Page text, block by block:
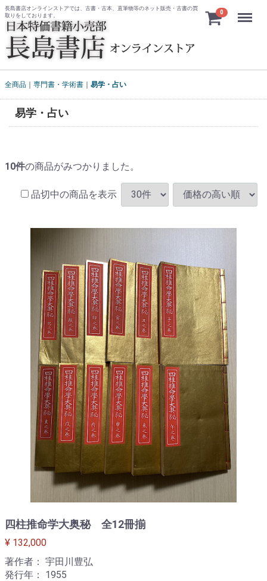
長島書店オンラインストアでは、古書・古本、直筆物等のネット販売・古書の買
取りをしております。
0 Menu
全商品 専門書・学術書 易学・占い
易学・占い
10件の商品がみつかりました。
品切中の商品を表示
四柱推命学大奥秘 全12冊揃
¥ 132,000
著作者： 宇田川豊弘
発行年： 1955